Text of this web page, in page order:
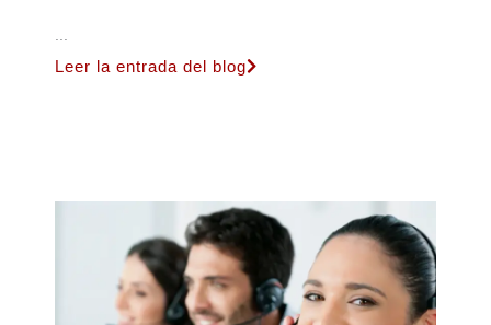
Leer la entrada del blog